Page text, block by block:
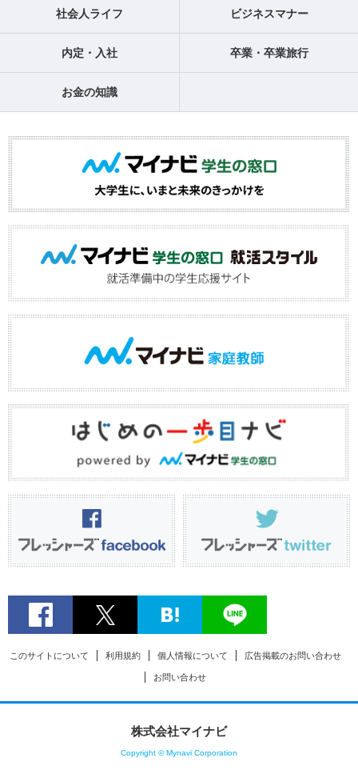
社会人ライフ ビジネスマナー
内定・入社 卒業・卒業旅行
お金の知識
このサイトについて 利用規約 個人情報について 広告掲載のお問い合わせ
お問い合わせ
株式会社マイナビ
Copyright © Mynavi Corporation